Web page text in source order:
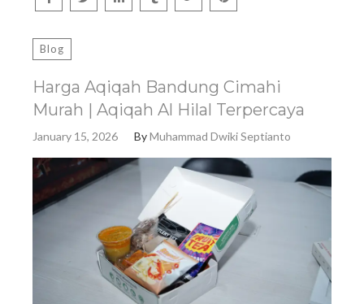
Blog
Harga Aqiqah Bandung Cimahi
Murah | Aqiqah Al Hilal Terpercaya
January 15, 2026 ByMuhammad Dwiki Septianto